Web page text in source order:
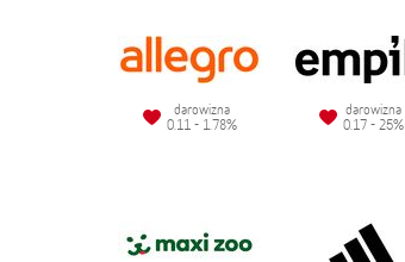
darowizna
0.11 - 1.78%
darowizna
0.17 - 25%